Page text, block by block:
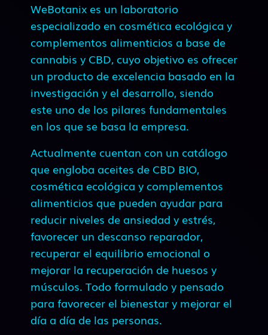
WeBotanix es un laboratorio
especializado en cosmética ecológica y
complementos alimenticios a base de
cannabis y CBD, cuyo objetivo es ofrecer
un producto de excelencia basado en la
investigación y el desarrollo, siendo
este uno de los pilares fundamentales
en los que se basa la empresa.
Actualmente cuentan con un catálogo
que engloba aceites de CBD BIO,
cosmética ecológica y complementos
alimenticios que pueden ayudar para
reducir niveles de ansiedad y estrés,
favorecer un descanso reparador,
recuperar el equilibrio emocional o
mejorar la recuperación de huesos y
músculos. Todo formulado y pensado
para favorecer el bienestar y mejorar el
día a día de las personas.